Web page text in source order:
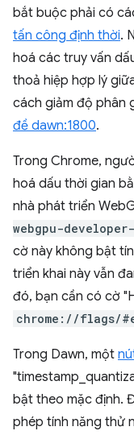
bắt buộc phải có
tấn công định thời.
hoá các truy vấn
thoả hiệp hợp lý
cách giảm độ phân
đề dawn:1800.
Trong Chrome,
hoá dấu thời gian
nhà phát triển
webgpu-
cờ này không bật
triển khai này vẫn
đó, bạn cần có cờ
chrome://flags/
Trong Dawn, một
bật theo mặc định.
phép tính năng thử